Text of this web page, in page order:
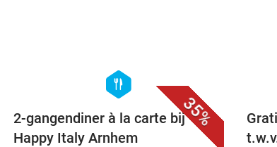
35%
hexagon
food
2-gangendiner à la carte bij
Happy Italy Arnhem